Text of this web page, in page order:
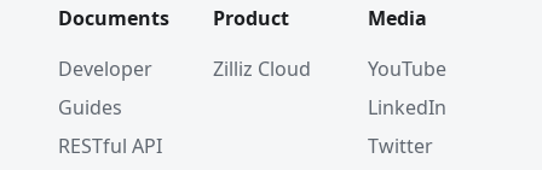
Documents
Developer
Guides
RESTful API
Product
Zilliz Cloud
Media
YouTube
LinkedIn
Twitter